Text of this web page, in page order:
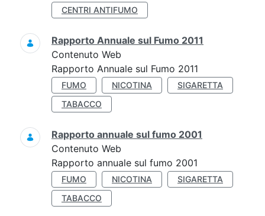
CENTRI ANTIFUMO
Rapporto Annuale sul Fumo 2011
Contenuto Web
Rapporto Annuale sul Fumo 2011
FUMO NICOTINA
SIGARETTA
TABACCO
Rapporto annuale sul fumo 2001
Contenuto Web
Rapporto annuale sul fumo 2001
FUMO NICOTINA
SIGARETTA
TABACCO